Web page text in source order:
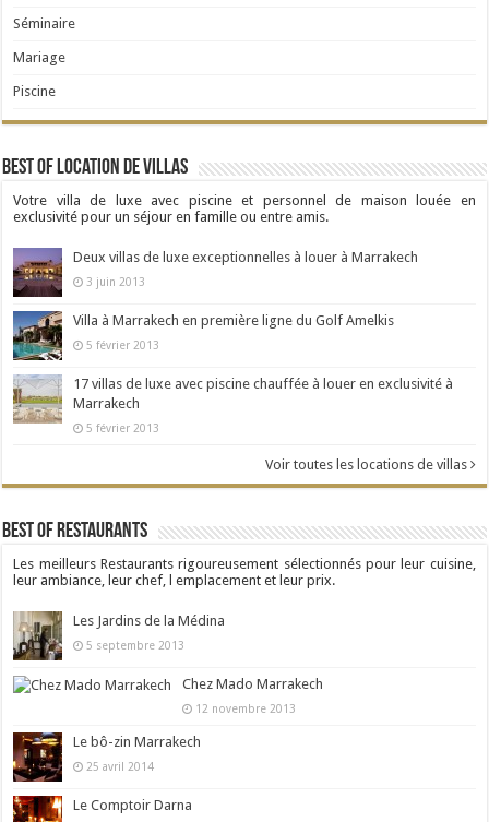
Séminaire
Mariage
Piscine
Best Of Location de Villas
Votre villa de luxe avec piscine et personnel de maison louée en
exclusivité pour un séjour en famille ou entre amis.
Deux villas de luxe exceptionnelles à louer à Marrakech
3 juin 2013
Villa à Marrakech en première ligne du Golf Amelkis
5 février 2013
17 villas de luxe avec piscine chauffée à louer en exclusivité à
Marrakech
5 février 2013
Voir toutes les locations de villas
Best Of Restaurants
Les meilleurs Restaurants rigoureusement sélectionnés pour leur cuisine,
leur ambiance, leur chef, l emplacement et leur prix.
Les Jardins de la Médina
5 septembre 2013
Chez Mado Marrakech
12 novembre 2013
Le bô-zin Marrakech
25 avril 2014
Le Comptoir Darna